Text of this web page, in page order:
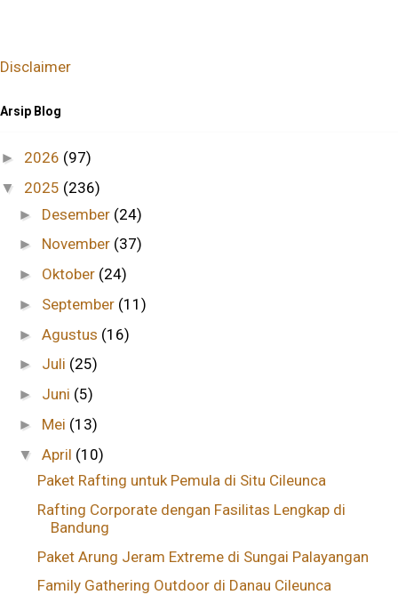
Disclaimer
Arsip Blog
► 2026 (97)
▼ 2025 (236)
► Desember (24)
► November (37)
► Oktober (24)
► September (11)
►Agustus (16)
► Juli (25)
► Juni (5)
► Mei (13)
▼April (10)
Paket Rafting untuk Pemula di Situ Cileunca
Rafting Corporate dengan Fasilitas Lengkap di
Bandung
Paket Arung Jeram Extreme di Sungai Palayangan
Family Gathering Outdoor di Danau Cileunca